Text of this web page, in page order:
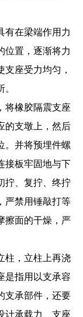
有在梁端作用力
位置，逐渐将力
座受力均匀，
将橡胶隔震支座
的支墩上，然后
。并将预埋件螺
接板牢固地与下
拧、复拧、终拧
严禁用锤敲打等
擦面的干燥，严
柱，立柱上再浇
是指用以支承容
支承部件，还要
计承载力、支座